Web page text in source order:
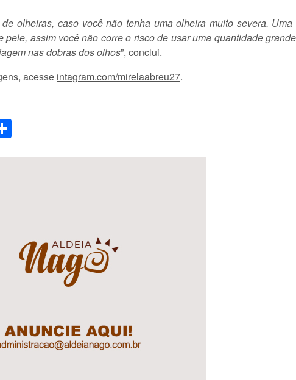
olheiras, caso você não tenha uma olheira muito severa.
assim você não corre o risco de usar uma quantidade
nas dobras dos olhos”, conclui.
acesse intagram.com/mirelaabreu27.